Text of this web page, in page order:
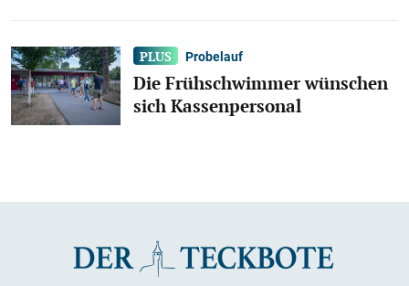
Probelauf
Die Frühschwimmer wünschen
sich Kassenpersonal